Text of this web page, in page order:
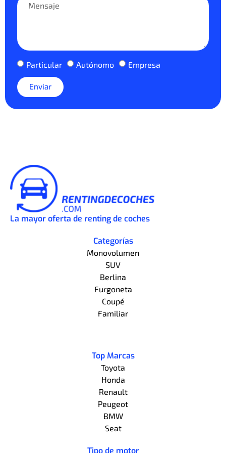
Particular Autónomo Empresa
Enviar
La mayor oferta de renting de coches
Categorías
Monovolumen
SUV
Berlina
Furgoneta
Coupé
Familiar
Top Marcas
Toyota
Honda
Renault
Peugeot
BMW
Seat
Tipo de motor